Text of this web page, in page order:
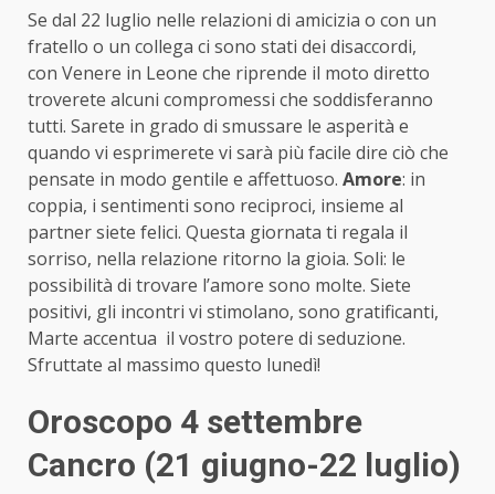
Se dal 22 luglio nelle relazioni di amicizia o con un
fratello o un collega ci sono stati dei disaccordi,
con Venere in Leone che riprende il moto diretto
troverete alcuni compromessi che soddisferanno
tutti. Sarete in grado di smussare le asperità e
quando vi esprimerete vi sarà più facile dire ciò che
pensate in modo gentile e affettuoso. Amore: in
coppia, i sentimenti sono reciproci, insieme al
partner siete felici. Questa giornata ti regala il
sorriso, nella relazione ritorno la gioia. Soli: le
possibilità di trovare l’amore sono molte. Siete
positivi, gli incontri vi stimolano, sono gratificanti,
Marte accentua il vostro potere di seduzione.
Sfruttate al massimo questo lunedì!
Oroscopo 4 settembre
Cancro (21 giugno-22 luglio)